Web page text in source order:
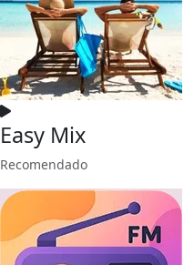
Easy Mix
Recomendado